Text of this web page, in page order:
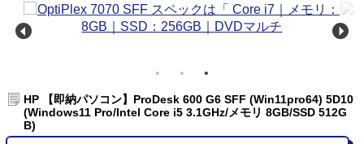
HP 【即納パソコン】ProDesk 600 G6 SFF (Win11pro64) 5D10
(Windows11 Pro/Intel Core i5 3.1GHz/メモリ 8GB/SSD 512G
B)